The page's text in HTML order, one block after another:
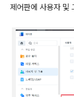
제어판에 사용자 및